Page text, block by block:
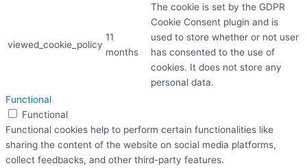
viewed_cookie_policy
11
months
The cookie is set by the GDPR
Cookie Consent plugin and is
used to store whether or not user
has consented to the use of
cookies. It does not store any
personal data.
Functional
Functional
Functional cookies help to perform certain functionalities like
sharing the content of the website on social media platforms,
collect feedbacks, and other third-party features.